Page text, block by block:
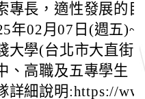
專長，適性發展的
年02月07日(週五
大學(台北市大直街
、高職及五專學生
詳細說明:https://